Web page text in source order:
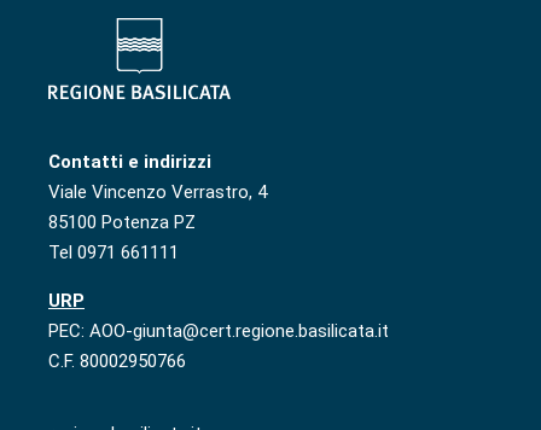
Contatti e indirizzi
Viale Vincenzo Verrastro, 4
85100 Potenza PZ
Tel 0971 661111
URP
PEC: AOO-giunta@cert.regione.basilicata.it
C.F. 80002950766